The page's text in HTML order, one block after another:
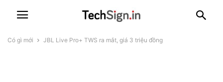
Có gì mới JBL Live Pro+ TWS ra mắt, giá 3 triệu đồng